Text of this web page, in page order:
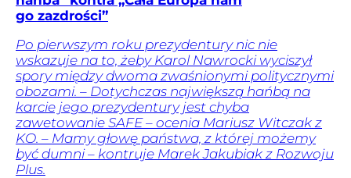
go zazdrości”
Po pierwszym roku prezydentury nic nie
wskazuje na to, żeby Karol Nawrocki wyciszył
spory między dwoma zwaśnionymi politycznymi
obozami. – Dotychczas największą hańbą na
karcie jego prezydentury jest chyba
zawetowanie SAFE – ocenia Mariusz Witczak z
KO. – Mamy głowę państwa, z której możemy
być dumni – kontruje Marek Jakubiak z Rozwoju
Plus.